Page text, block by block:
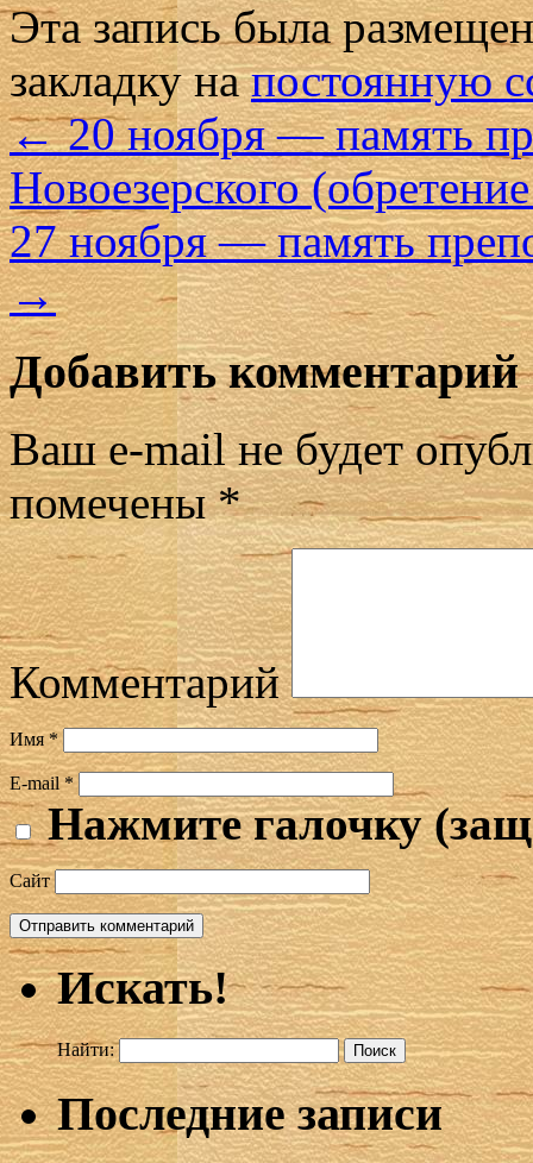
Эта запись была
закладку напостоянную
←20 ноября — память
Новоезерского
27 ноября — память
→
Добавить комментарий
Ваш e-mail не будет
помечены*
Комментарий
Имя*
E-mail*
Нажмите галочку
Сайт
Искать!
Найти:
Последние записи